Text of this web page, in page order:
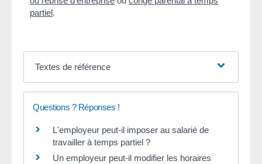
partiel.
Textes de référence
Questions ? Réponses !
L'employeur peut-il imposer au salarié de
travailler à temps partiel ?
Un employeur peut-il modifier les horaires